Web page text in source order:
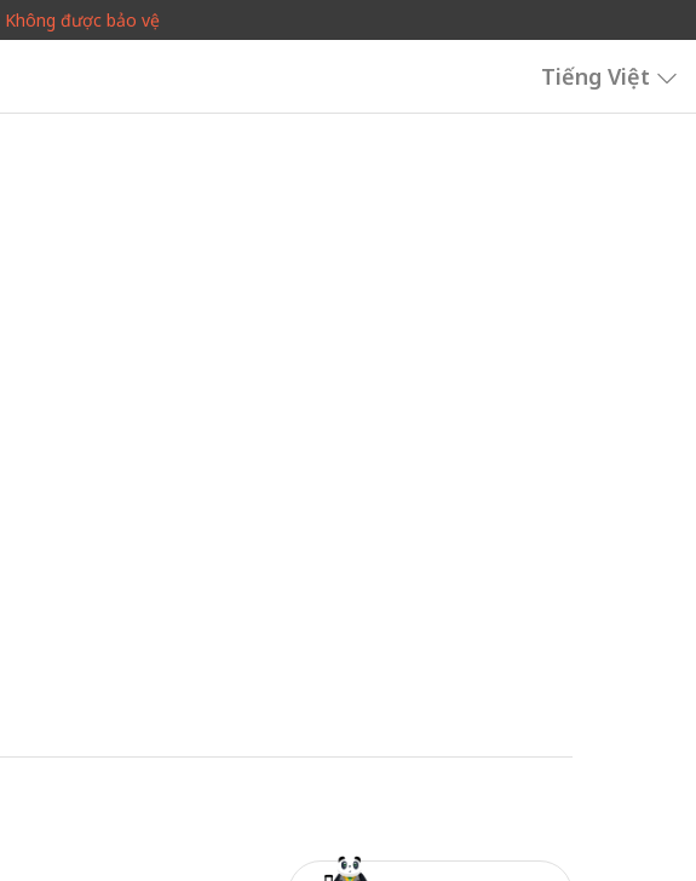
Không được bảo vệ
Tiếng Việt